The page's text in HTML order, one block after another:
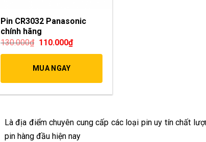
Pin CR3032 Panasonic
chính hãng
130.000₫ 110.000₫
MUA NGAY
Là địa điểm chuyên cung cấp các loại pin uy tín chất
pin hàng đầu hiện nay